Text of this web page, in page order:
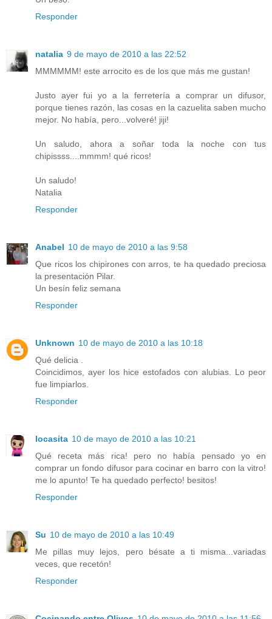
Responder
natalia 9 de mayo de 2010 a las 22:52
MMMMMM! este arrocito es de los que más me gustan!
Justo ayer fui yo a la ferretería a comprar un difusor,
porque tienes razón, las cosas en la cazuelita saben mucho
mejor. No había, pero...volveré! jiji!
Un saludo, ahora a soñar toda la noche con tus
chipissss....mmmm! qué ricos!
Un saludo!
Natalia
Responder
Anabel 10 de mayo de 2010 a las 9:58
Que ricos los chipirones con arros, te ha quedado preciosa
la presentación Pilar.
Un besín feliz semana
Responder
Unknown 10 de mayo de 2010 a las 10:18
Qué delicia .
Coincidimos, ayer los hice estofados con alubias. Lo peor
fue limpiarlos.
Responder
locasita 10 de mayo de 2010 a las 10:21
Qué receta más rica! pero no había pensado yo en
comprar un fondo difusor para cocinar en barro con la vitro!
me lo apunto! Te ha quedado perfecto! besitos!
Responder
Su 10 de mayo de 2010 a las 10:49
Me pillas muy lejos, pero bésate a ti misma...variadas
veces, que recetón!
Responder